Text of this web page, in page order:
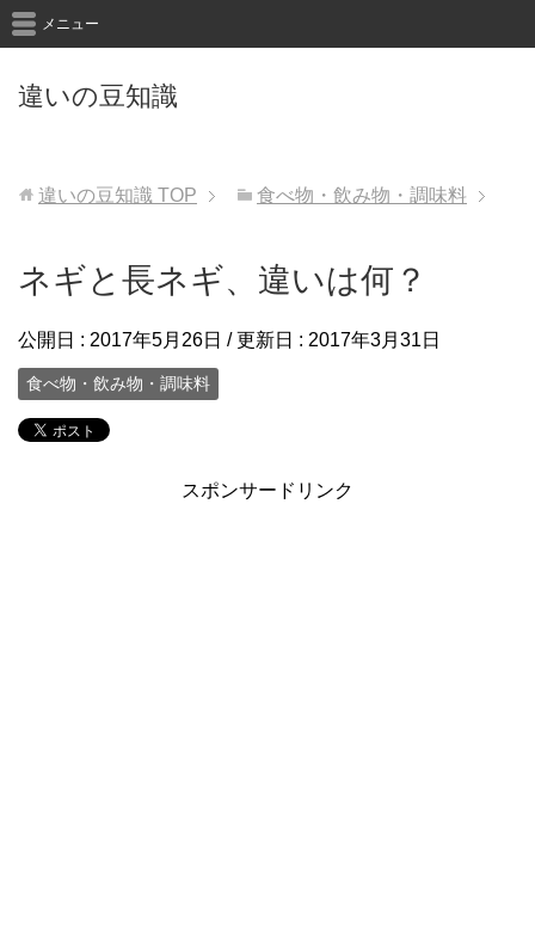
違いの豆知識
メニュー
違いの豆知識 TOP 食べ物・飲み物・調味料
ネギと長ネギ、違いは何？
公開日 : 2017年5月26日 / 更新日 : 2017年3月31日
食べ物・飲み物・調味料
スポンサードリンク